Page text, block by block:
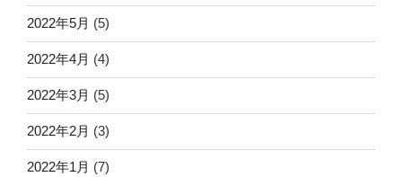
2022年5月 (5)
2022年4月 (4)
2022年3月 (5)
2022年2月 (3)
2022年1月 (7)